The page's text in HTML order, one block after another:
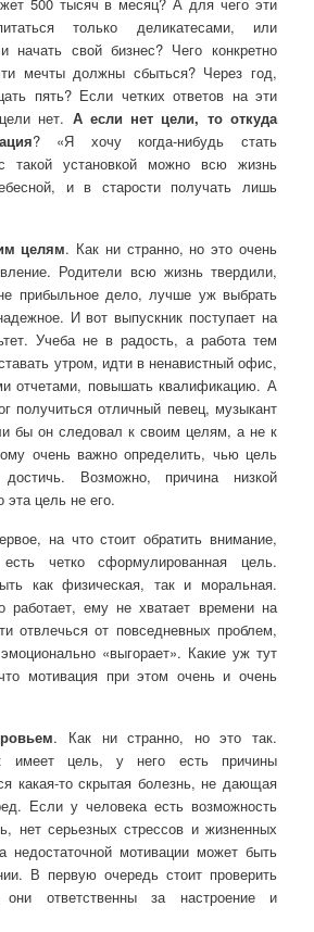
только деликатесами, или
начать свой бизнес? Чего конкретно
мечты должны сбыться? Через год,
пять? Если четких ответов на эти
нет. А если нет цели, то откуда
? «Я хочу когда-нибудь стать
установкой можно всю жизнь
и в старости получать лишь
целям. Как ни странно, но это очень
Родители всю жизнь твердили,
прибыльное дело, лучше уж выбрать
И вот выпускник поступает на
Учеба не в радость, а работа тем
утром, идти в ненавистный офис,
отчетами, повышать квалификацию. А
получиться отличный певец, музыкант
бы он следовал к своим целям, а не к
очень важно определить, чью цель
Возможно, причина низкой
эта цель не его.
на что стоит обратить внимание,
четко сформулированная цель.
как физическая, так и моральная.
работает, ему не хватает времени на
отвлечься от повседневных проблем,
«выгорает». Какие уж тут
мотивация при этом очень и очень
. Как ни странно, но это так.
имеет цель, у него есть причины
какая-то скрытая болезнь, не дающая
Если у человека есть возможность
нет серьезных стрессов и жизненных
недостаточной мотивации может быть
В первую очередь стоит проверить
ответственны за настроение и